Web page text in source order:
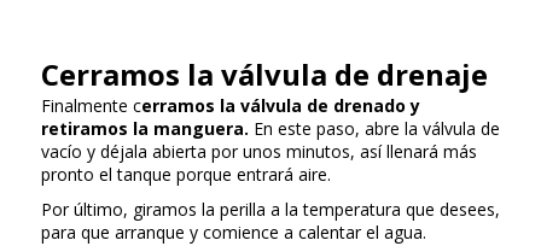
Cerramos la válvula de drenaje
Finalmente cerramos la válvula de drenado y
retiramos la manguera. En este paso, abre la válvula de
vacío y déjala abierta por unos minutos, así llenará más
pronto el tanque porque entrará aire.
Por último, giramos la perilla a la temperatura que desees,
para que arranque y comience a calentar el agua.